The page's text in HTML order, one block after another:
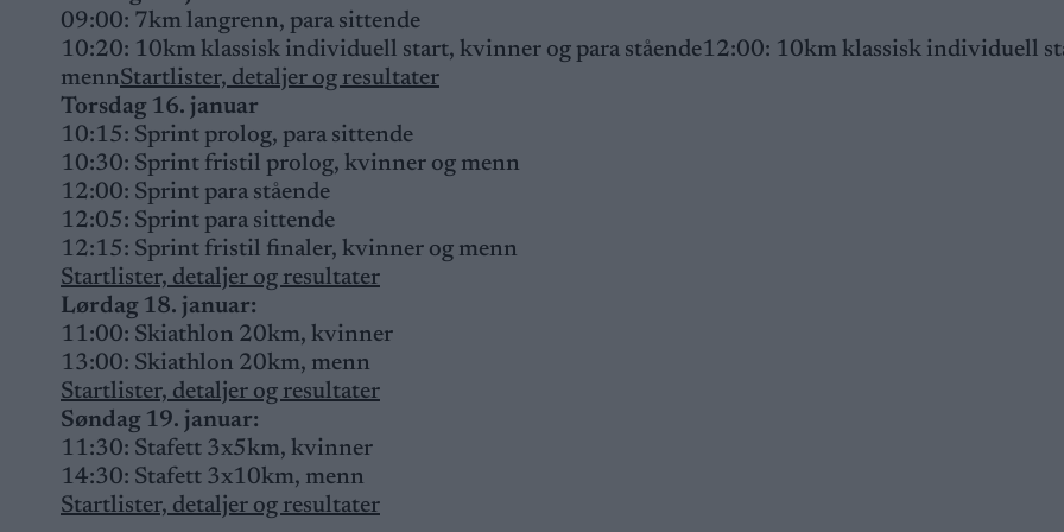
09:00: 7km langrenn, para sittende
10:20: 10km klassisk individuell start, kvinner og para stående12:00: 10km klassisk individuell
mennStartlister, detaljer og resultater
Torsdag 16. januar
10:15: Sprint prolog, para sittende
10:30: Sprint fristil prolog, kvinner og menn
12:00: Sprint para stående
12:05: Sprint para sittende
12:15: Sprint fristil finaler, kvinner og menn
Startlister, detaljer og resultater
Lørdag 18. januar:
11:00: Skiathlon 20km, kvinner
13:00: Skiathlon 20km, menn
Startlister, detaljer og resultater
Søndag 19. januar:
11:30: Stafett 3x5km, kvinner
14:30: Stafett 3x10km, menn
Startlister, detaljer og resultater